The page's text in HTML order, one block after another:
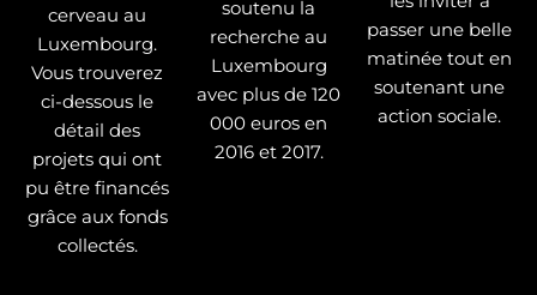
cerveau au
Luxembourg.
Vous trouverez
ci-dessous le
détail des
projets qui ont
pu être financés
grâce aux fonds
collectés.
soutenu la
recherche au
Luxembourg
avec plus de 120
000 euros en
2016 et 2017.
passer une belle
matinée tout en
soutenant une
action sociale.